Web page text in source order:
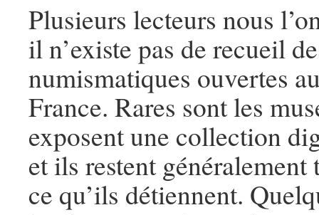
Plusieurs lecteurs nous
il n’existe pas de recueil
numismatiques ouvertes
France. Rares sont les
exposent une collection
et ils restent généralement
ce qu’ils détiennent.